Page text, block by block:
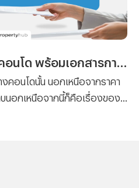
คอนโดนั้น นอกเหนือจากราคา
นอกเหนือจากนี้ก็คือเรื่องของ
ทำความเข้าใจ เพราะไม่ว่าจะ
ปวดหัวไม่น้อยสำหรับใครที่ไม่